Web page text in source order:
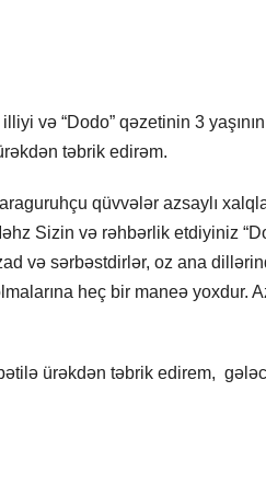
və “Dodo” qəzetinin 3
təbrik edirəm.
qüvvələr azsaylı
Sizin və rəhbərlik etdiyiniz
və sərbəstdirlər, oz ana
heç bir maneə yoxdur.
ürəkdən təbrik edirem,